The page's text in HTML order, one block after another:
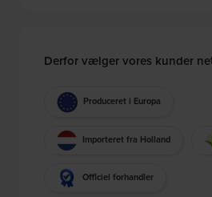
Derfor vælger vores kunder
Produceret i Europa
Importeret fra Holland
Officiel forhandler